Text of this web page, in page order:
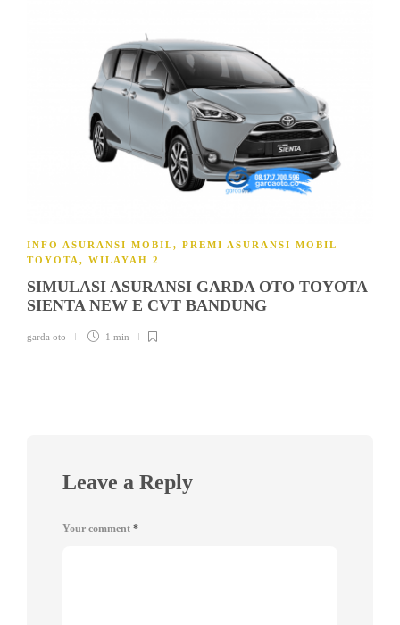
INFO ASURANSI MOBIL, PREMI ASURANSI MOBIL
TOYOTA , WILAYAH 2
SIMULASI ASURANSI GARDA OTO TOYOTA
SIENTA NEW E CVT BANDUNG
garda oto 1 min
Leave a Reply
Your comment *